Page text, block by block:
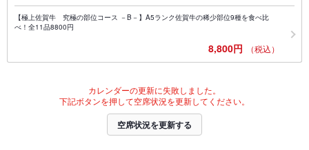
【極上佐賀牛 究極の部位コース －B－】A5ランク佐賀牛の稀少部位9種を食べ比
べ！全11品8800円
8,800円 （税込）
カレンダーの更新に失敗しました。
下記ボタンを押して空席状況を更新してください。
空席状況を更新する